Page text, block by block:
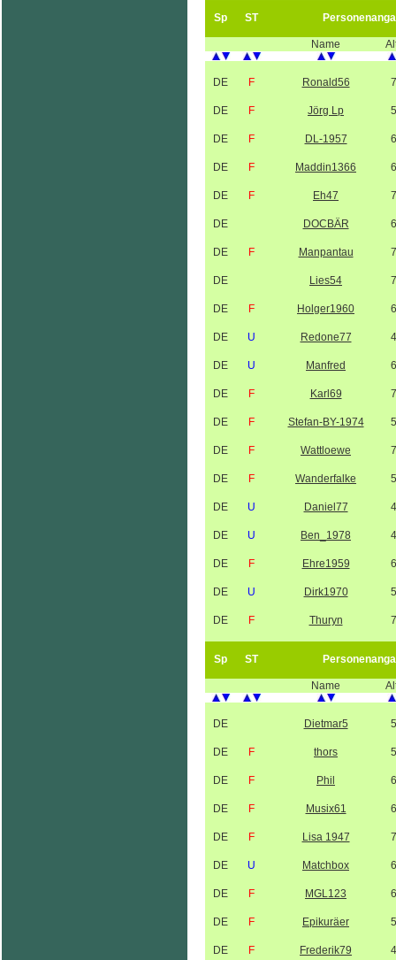
Sp ST
Name
DE F Ronald56
DE F Jörg Lp
DE F DL-1957
DE F Maddin1366
DE F Eh47
DE DOCBÄR
DE F Manpantau
DE Lies54
DE F Holger1960
DE U Redone77
DE U Manfred
DE F Karl69
DE F Stefan-BY-1974
DE F Wattloewe
DE F Wanderfalke
DE U Daniel77
DE U Ben_1978
DE F Ehre1959
DE U Dirk1970
DE F Thuryn
Sp ST
Name
DE Dietmar5
DE F thors
DE F Phil
DE F Musix61
DE F Lisa 1947
DE U Matchbox
DE F MGL123
DE F Epikuräer
DE F Frederik79